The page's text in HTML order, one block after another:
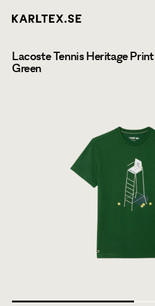
Lacoste Tennis Heritage
Green